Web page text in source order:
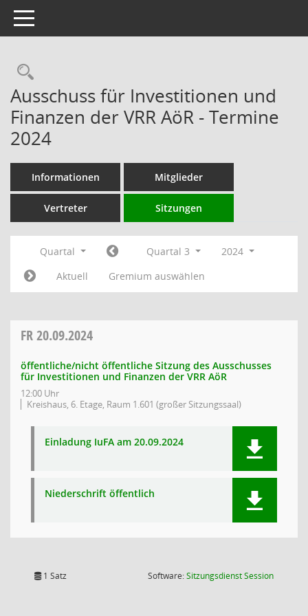
Toggle navigation
Rechercheauswahl
Ausschuss für Investitionen und
Finanzen der VRR AöR - Termine
2024
Informationen Mitglieder
Vertreter Sitzungen
Quartal Quartal 3
2024
Aktuell
Gremium auswählen
FR20.09.2024
öffentliche/nicht öffentliche Sitzung des Ausschusses
für Investitionen und Finanzen der VRR AöR
12:00 Uhr
Kreishaus, 6. Etage, Raum 1.601 (großer Sitzungssaal)
Einladung IuFA am 20.09.2024
Niederschrift öffentlich
1 Satz Software:SitzungsdienstSession(Wird in